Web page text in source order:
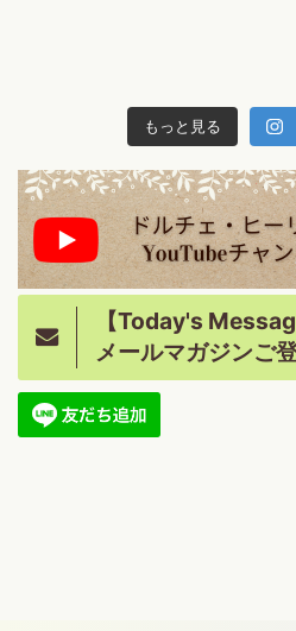
もっと見る
【Today's
メールマガジンご